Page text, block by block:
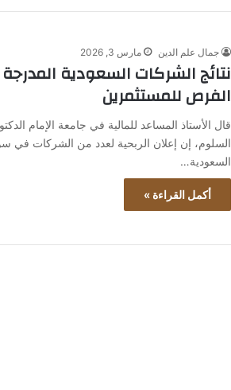
جمال علم الدين مارس 3, 2026
نتائج الشركات السعودية المدرجة
الفرص للمستثمرين
قال الأستاذ المساعد للمالية في جامعة الإمام
السلوم، إن إعلان الربحية لعدد من الشركات في
السعودية…
أكمل القراءة »